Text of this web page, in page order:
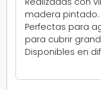
a
r
madera pintado.
Perfectas para
para cubrir
Disponibles en